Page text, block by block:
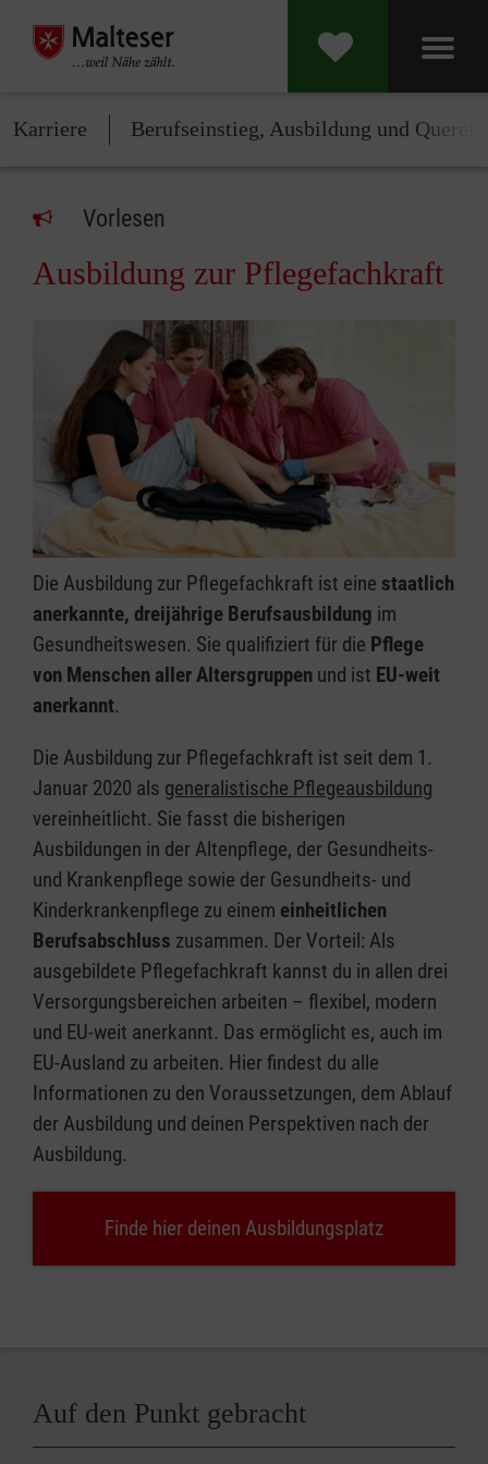
Karriere Berufseinstieg, Ausbildung und
Vorlesen
Ausbildung zur Pflegefachkraft
Die Ausbildung zur Pflegefachkraft ist eine staatlich
anerkannte, dreijährige Berufsausbildung im
Gesundheitswesen. Sie qualifiziert für die Pflege
von Menschen aller Altersgruppen und ist EU-weit
anerkannt.
Die Ausbildung zur Pflegefachkraft ist seit dem 1.
Januar 2020 als generalistische Pflegeausbildung
vereinheitlicht. Sie fasst die bisherigen
Ausbildungen in der Altenpflege, der Gesundheits-
und Krankenpflege sowie der Gesundheits- und
Kinderkrankenpflege zu einem einheitlichen
Berufsabschluss zusammen. Der Vorteil: Als
ausgebildete Pflegefachkraft kannst du in allen drei
Versorgungsbereichen arbeiten – flexibel, modern
und EU-weit anerkannt. Das ermöglicht es, auch im
EU-Ausland zu arbeiten. Hier findest du alle
Informationen zu den Voraussetzungen, dem Ablauf
der Ausbildung und deinen Perspektiven nach der
Ausbildung.
Finde hier deinen Ausbildungsplatz
Auf den Punkt gebracht